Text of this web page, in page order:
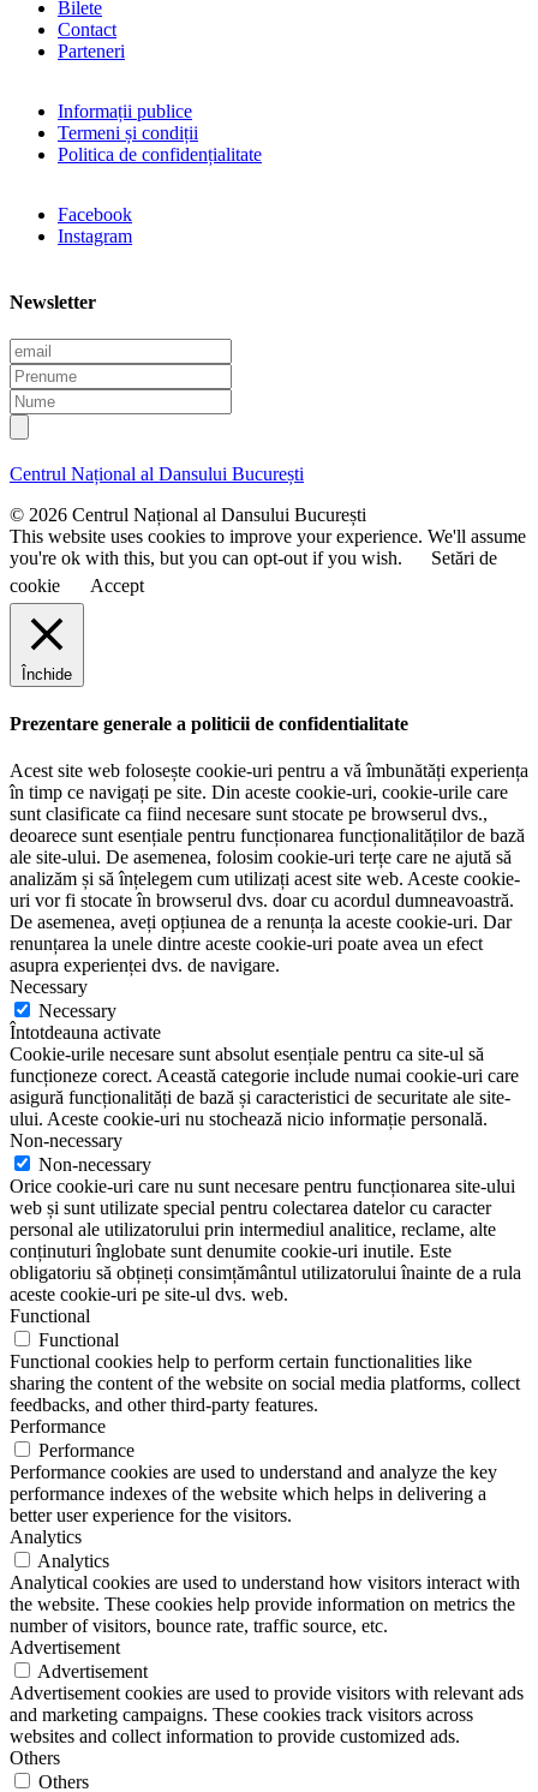
Bilete
Contact
Parteneri
Informații publice
Termeni și condiții
Politica de confidențialitate
Facebook
Instagram
Newsletter
E
m
a
i
l
P
r
e
n
m
N
u
m
e
Centrul Național al Dansului București
© 2026 Centrul Național al Dansului București
This website uses cookies to improve your experience. We'll assume
you're ok with this, but you can opt-out if you wish.
Setări de
cookie
Accept
Închide
Prezentare generale a politicii de confidentialitate
Acest site web folosește cookie-uri pentru a vă îmbunătăți experiența
în timp ce navigați pe site. Din aceste cookie-uri, cookie-urile care
sunt clasificate ca fiind necesare sunt stocate pe browserul dvs.,
deoarece sunt esențiale pentru funcționarea funcționalităților de bază
ale site-ului. De asemenea, folosim cookie-uri terțe care ne ajută să
analizăm și să înțelegem cum utilizați acest site web. Aceste cookie-
uri vor fi stocate în browserul dvs. doar cu acordul dumneavoastră.
De asemenea, aveți opțiunea de a renunța la aceste cookie-uri. Dar
renunțarea la unele dintre aceste cookie-uri poate avea un efect
asupra experienței dvs. de navigare.
Necessary
Necessary
Întotdeauna activate
Cookie-urile necesare sunt absolut esențiale pentru ca site-ul să
funcționeze corect. Această categorie include numai cookie-uri care
asigură funcționalități de bază și caracteristici de securitate ale site-
ului. Aceste cookie-uri nu stochează nicio informație personală.
Non-necessary
Non-necessary
Orice cookie-uri care nu sunt necesare pentru funcționarea site-ului
web și sunt utilizate special pentru colectarea datelor cu caracter
personal ale utilizatorului prin intermediul analitice, reclame, alte
conținuturi înglobate sunt denumite cookie-uri inutile. Este
obligatoriu să obțineți consimțământul utilizatorului înainte de a rula
aceste cookie-uri pe site-ul dvs. web.
Functional
Functional
Functional cookies help to perform certain functionalities like
sharing the content of the website on social media platforms, collect
feedbacks, and other third-party features.
Performance
Performance
Performance cookies are used to understand and analyze the key
performance indexes of the website which helps in delivering a
better user experience for the visitors.
Analytics
Analytics
Analytical cookies are used to understand how visitors interact with
the website. These cookies help provide information on metrics the
number of visitors, bounce rate, traffic source, etc.
Advertisement
Advertisement
Advertisement cookies are used to provide visitors with relevant ads
and marketing campaigns. These cookies track visitors across
websites and collect information to provide customized ads.
Others
Others